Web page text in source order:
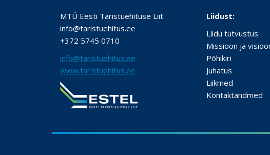
MTÜ Eesti Taristuehituse Liit
info@taristuehitus.ee
+372 5745 0710
info@taristuehitus.ee
www.taristuehitus.ee
Liidust:
Liidu tutvustus
Missioon ja
Põhikiri
Juhatus
Liikmed
Kontaktandmed